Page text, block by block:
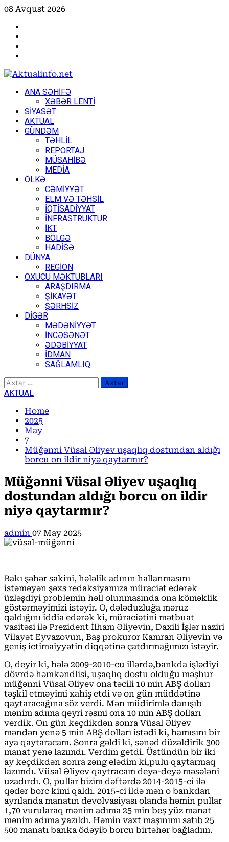
Skip
content
08 Avqust 2026
PrimaryANA SƏHİFƏ
XƏBƏR LENTİ
SİYASƏT
AKTUAL
GÜNDƏM
TƏHLİL
REPORTAJ
MÜSAHİBƏ
MEDİA
ÖLKƏ
CƏMİYYƏT
ELM VƏ TƏHSİL
İQTİSADİYYAT
İNFRASTRUKTUR
İKT
BÖLGƏ
HADİSƏ
DÜNYA
REGİON
OXUCU MƏKTUBLARI
ARAŞDIRMA
ŞİKAYƏT
ŞƏRHSİZ
DİGƏR
MƏDƏNİYYƏT
İNCƏSƏNƏT
ƏDƏBİYYAT
İDMAN
SAĞLAMLIQ
Axtarış:
AKTUAL
Home
2025
May
7
Müğənni Vüsal Əliyev uşaqlıq dostundan aldığı
borcu on ildir niyə qaytarmır?
Müğənni Vüsal Əliyev uşaqlıq
dostundan aldığı borcu on ildir
niyə qaytarmır?
admin 07 May 2025
Bakı şəhər sakini, hələlik adının hallanmasını
istəməyən şəxs redaksiyamıza müraciət edərək
üzləşdiyi problemin həll olunmasında ona köməklik
göstərməyimizi istəyir. O, dələduzluğa məruz
qaldığını iddia edərək ki, müraciətini mətbuat
vasitəsi ilə Prezident İlham Əliyevin, Daxili İşlər naziri
Vilayət Eyvazovun, Baş prokuror Kamran Əliyevin və
geniş ictimaiyyətin diqqətinə çatdırmağımızı istəyir.
O, deyir ki, hələ 2009-2010-cu illərdə,bankda işlədiyi
dövrdə həmkəndlisi, uşaqlıq dostu olduğu məşhur
müğənni Vüsal Əliyev ona təcili 10 min ABŞ dolları
təşkil etməyimi xahiş etdi və on gün müddətinə
qaytaracağına söz verdi. Mən müdirimlə danışıb
mənim adıma qeyri rəsmi ona 10 min ABŞ dolları
verdik. On gün keçdikdən sonra Vüsal Əliyev
məndən yenə 5 min ABŞ dolları istədi ki, hamısını bir
aya qaytaracam. Sonra gəldi ki, sənəd düzəldirik 300
manat yenə lazımdı. Verdim getdi. Üstündün bir iki
ay keçdikdən sonra zəng elədim ki,pulu qaytarmaq
lazımdı. Vüsal Əliyev qaytracam deyə-deyə məsələni
uzadırdı. O, pullar bizim dəftərdə 2014-2015-ci ilə
qədər borc kimi qaldı. 2015-ci ildə mən o bankdan
ayrılanda manatın devolvasiyası olanda həmin pullar
1,70 vurularaq mənim adıma 25 min beş yüz manat
mənim adıma yazıldı. Həmin vaxt maşınımı satıb 25
500 manatı banka ödəyib borcu birtəhər bağladım.